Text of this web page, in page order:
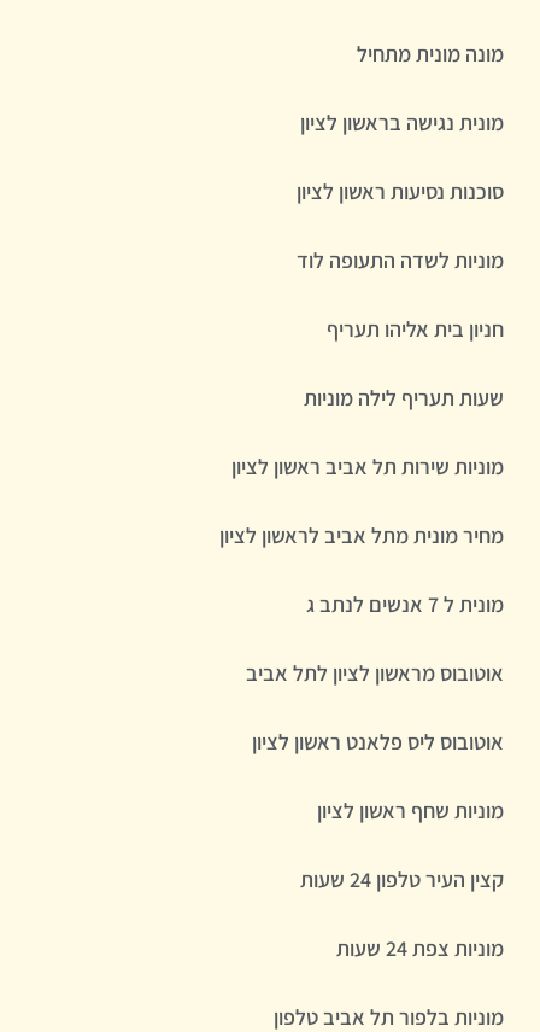
מונה מונית מתחיל
מונית נגישה בראשון לציון
סוכנות נסיעות ראשון לציון
מוניות לשדה התעופה לוד
חניון בית אליהו תעריף
שעות תעריף לילה מוניות
מוניות שירות תל אביב ראשון לציון
מחיר מונית מתל אביב לראשון לציון
מונית ל 7 אנשים לנתב ג
אוטובוס מראשון לציון לתל אביב
אוטובוס ליס פלאנט ראשון לציון
מוניות שחף ראשון לציון
קצין העיר טלפון 24 שעות
מוניות צפת 24 שעות
מוניות בלפור תל אביב טלפון